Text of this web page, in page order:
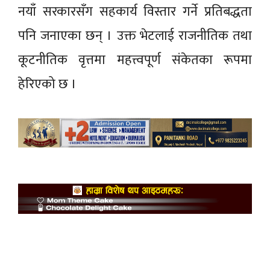
नयाँ सरकारसँग सहकार्य विस्तार गर्ने प्रतिबद्धता
पनि जनाएका छन् । उक्त भेटलाई राजनीतिक तथा
कूटनीतिक वृत्तमा महत्त्वपूर्ण संकेतका रूपमा
हेरिएको छ ।